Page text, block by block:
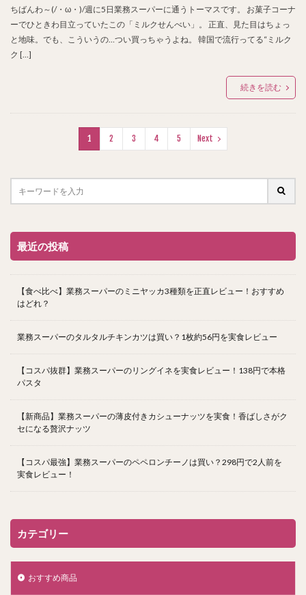
ちばんわ～(/・ω・)/週に5日業務スーパーに通うトーマスです。 お菓子コーナ
ーでひときわ目立っていたこの「ミルクせんべい」。 正直、見た目はちょっ
と地味。でも、こういうの…つい買っちゃうよね。 韓国で流行ってる“ミルク
ク […]
続きを読む
1 2 3 4 5 Next
最近の投稿
【食べ比べ】業務スーパーのミニヤッカ3種類を正直レビュー！おすすめ
はどれ？
業務スーパーのタルタルチキンカツは買い？1枚約56円を実食レビュー
【コスパ抜群】業務スーパーのリングイネを実食レビュー！138円で本格
パスタ
【新商品】業務スーパーの薄皮付きカシューナッツを実食！香ばしさがク
セになる贅沢ナッツ
【コスパ最強】業務スーパーのペペロンチーノは買い？298円で2人前を
実食レビュー！
カテゴリー
おすすめ商品